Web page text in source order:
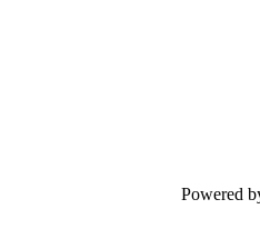
Powered